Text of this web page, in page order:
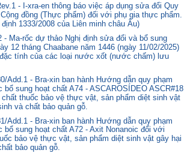
- I-xra-en thông báo việc áp dụng sửa đổi Quy
đồng (Thực phẩm) đối với phụ gia thực phẩm.
1333/2008 của Liên minh châu Âu)
- Ma-rốc dự thảo Nghị định sửa đổi và bổ sung
12 tháng Chaabane năm 1446 (ngày 11/02/2025)
tính của các loại nước xốt (nước chấm) lưu
Add.1 - Bra-xin ban hành Hướng dẫn quy phạm
bổ sung hoạt chất A74 - ASCAROSÍDEO ASCR#18
thuốc bảo vệ thực vật, sản phẩm diệt sinh vật
và chất bảo quản gỗ.
Add.1 - Bra-xin ban hành Hướng dẫn quy phạm
bổ sung hoạt chất A72 - Axit Nonanoic đối với
bảo vệ thực vật, sản phẩm diệt sinh vật gây hại
bảo quản gỗ.